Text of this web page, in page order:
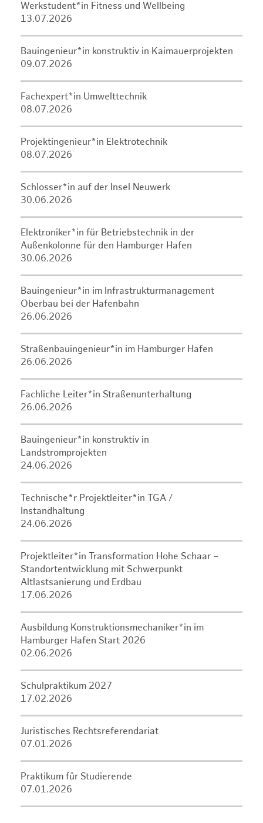
Werkstudent*in Fitness und Wellbeing
13.07.2026
Bauingenieur*in konstruktiv in Kaimauerprojekten
09.07.2026
Fachexpert*in Umwelttechnik
08.07.2026
Projektingenieur*in Elektrotechnik
08.07.2026
Schlosser*in auf der Insel Neuwerk
30.06.2026
Elektroniker*in für Betriebstechnik in der
Außenkolonne für den Hamburger Hafen
30.06.2026
Bauingenieur*in im Infrastrukturmanagement
Oberbau bei der Hafenbahn
26.06.2026
Straßenbauingenieur*in im Hamburger Hafen
26.06.2026
Fachliche Leiter*in Straßenunterhaltung
26.06.2026
Bauingenieur*in konstruktiv in
Landstromprojekten
24.06.2026
Technische*r Projektleiter*in TGA /
Instandhaltung
24.06.2026
Projektleiter*in Transformation Hohe Schaar –
Standortentwicklung mit Schwerpunkt
Altlastsanierung und Erdbau
17.06.2026
Ausbildung Konstruktionsmechaniker*in im
Hamburger Hafen Start 2026
02.06.2026
Schulpraktikum 2027
17.02.2026
Juristisches Rechtsreferendariat
07.01.2026
Praktikum für Studierende
07.01.2026